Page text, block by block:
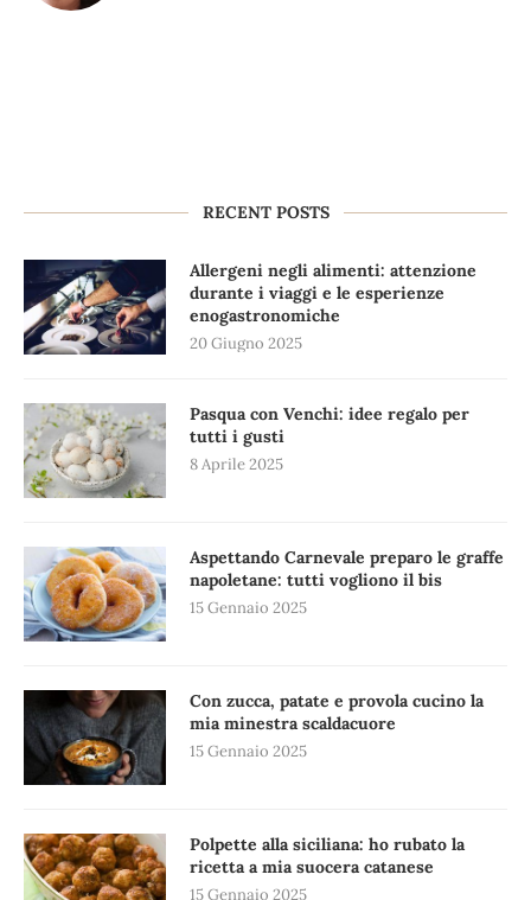
RECENT POSTS
Allergeni negli alimenti: attenzione
durante i viaggi e le esperienze
enogastronomiche
20 Giugno 2025
Pasqua con Venchi: idee regalo per
tutti i gusti
8 Aprile 2025
Aspettando Carnevale preparo le graffe
napoletane: tutti vogliono il bis
15 Gennaio 2025
Con zucca, patate e provola cucino la
mia minestra scaldacuore
15 Gennaio 2025
Polpette alla siciliana: ho rubato la
ricetta a mia suocera catanese
15 Gennaio 2025